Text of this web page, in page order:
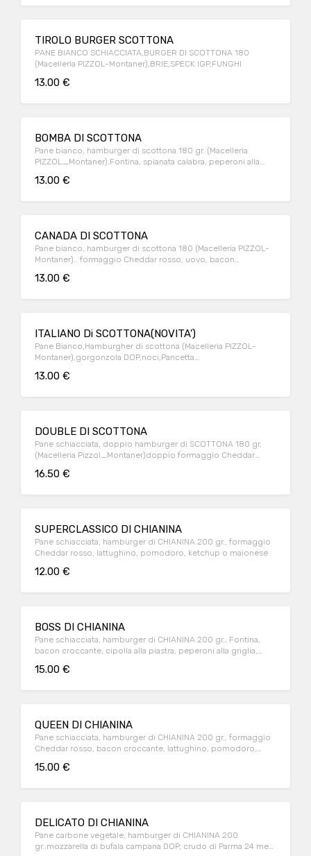
TIROLO BURGER SCOTTONA
PANE BIANCO SCHIACCIATA,BURGER DI SCOTTONA 180
(Macelleria PIZZOL-Montaner),BRIE,SPECK IGP,FUNGHI
13.00 €
BOMBA DI SCOTTONA
Pane bianco, hamburger di scottona 180 gr. (Macelleria
PIZZOL_Montaner).Fontina, spianata calabra, peperoni alla
13.00 €
CANADA DI SCOTTONA
Pane bianco, hamburger di scottona 180 (Macelleria PIZZOL-
Montaner).. formaggio Cheddar rosso, uovo, bacon
13.00 €
ITALIANO Di SCOTTONA(NOVITA')
Pane Bianco,Hamburgher di scottona (Macelleria PIZZOL-
Montaner),gorgonzola DOP,noci,Pancetta
13.00 €
DOUBLE DI SCOTTONA
Pane schiacciata, doppio hamburger di SCOTTONA 180 gr,
(Macelleria Pizzol_Montaner)doppio formaggio Cheddar
16.50 €
SUPERCLASSICO DI CHIANINA
Pane schiacciata, hamburger di CHIANINA 200 gr., formaggio
Cheddar rosso, lattughino, pomodoro, ketchup o maionese
12.00 €
BOSS DI CHIANINA
Pane schiacciata, hamburger di CHIANINA 200 gr., Fontina,
bacon croccante, cipolla alla piastra, peperoni alla griglia,
15.00 €
QUEEN DI CHIANINA
Pane schiacciata, hamburger di CHIANINA 200 gr., formaggio
Cheddar rosso, bacon croccante, lattughino, pomodoro,
15.00 €
DELICATO DI CHIANINA
Pane carbone vegetale, hamburger di CHIANINA 200
gr..mozzarella di bufala campana DOP, crudo di Parma 24 mesi